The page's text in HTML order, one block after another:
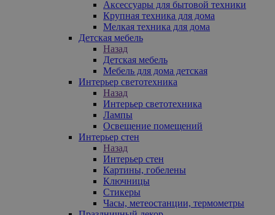
Аксессуары для бытовой техники
Крупная техника для дома
Мелкая техника для дома
Детская мебель
Назад
Детская мебель
Мебель для дома детская
Интерьер светотехника
Назад
Интерьер светотехника
Лампы
Освещение помещений
Интерьер стен
Назад
Интерьер стен
Картины, гобелены
Ключницы
Стикеры
Часы, метеостанции, термометры